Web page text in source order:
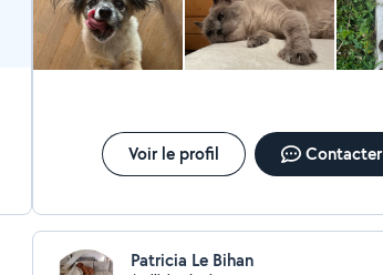
Voir le profil Contacter
Patricia Le Bihan